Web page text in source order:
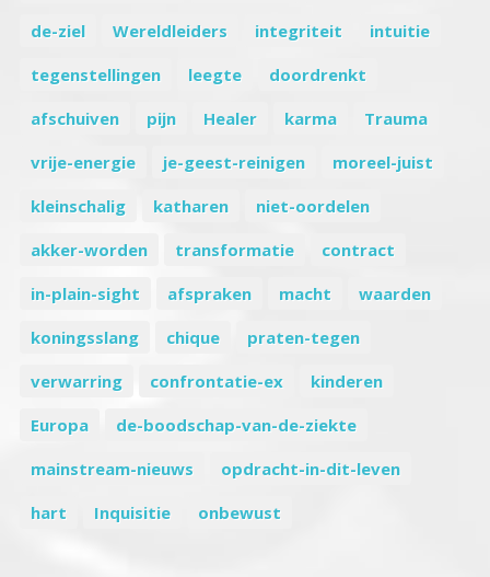
de-ziel
Wereldleiders integriteit
intuitie
tegenstellingen
leegte
doordrenkt
afschuiven
pijn Healer karma
Trauma
vrije-energie
je-geest-reinigen
moreel-juist
kleinschalig
katharen
niet-oordelen
akker-worden
transformatie
contract
in-plain-sight
afspraken macht
waarden
koningsslang
chique
praten-tegen
verwarring
confrontatie-ex
kinderen
Europa
de-boodschap-van-de-ziekte
mainstream-nieuws
opdracht-in-dit-leven
hart
Inquisitie onbewust